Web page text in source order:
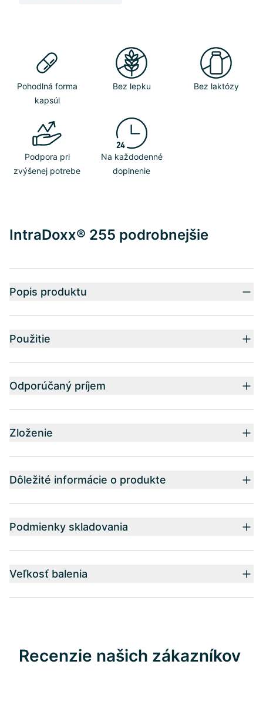
Pohodlná forma
kapsúl
Bez lepku Bez laktózy
Podpora pri
zvýšenej potrebe
Na každodenné
doplnenie
IntraDoxx® 255 podrobnejšie
Popis produktu
Použitie
Odporúčaný príjem
Zloženie
Dôležité informácie o produkte
Podmienky skladovania
Veľkosť balenia
Recenzie našich zákazníkov